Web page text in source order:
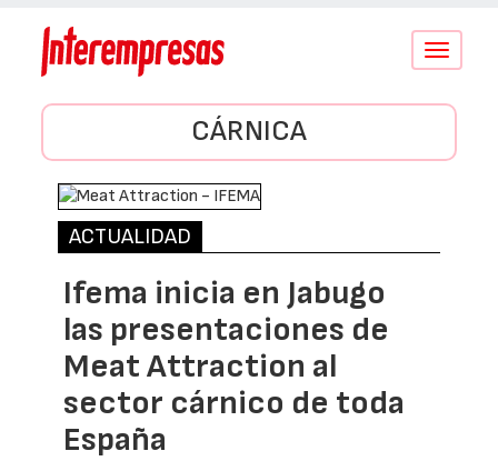
Conmutar
CÁRNICA
ACTUALIDAD
Ifema inicia en Jabugo
las presentaciones de
Meat Attraction al
sector cárnico de toda
España